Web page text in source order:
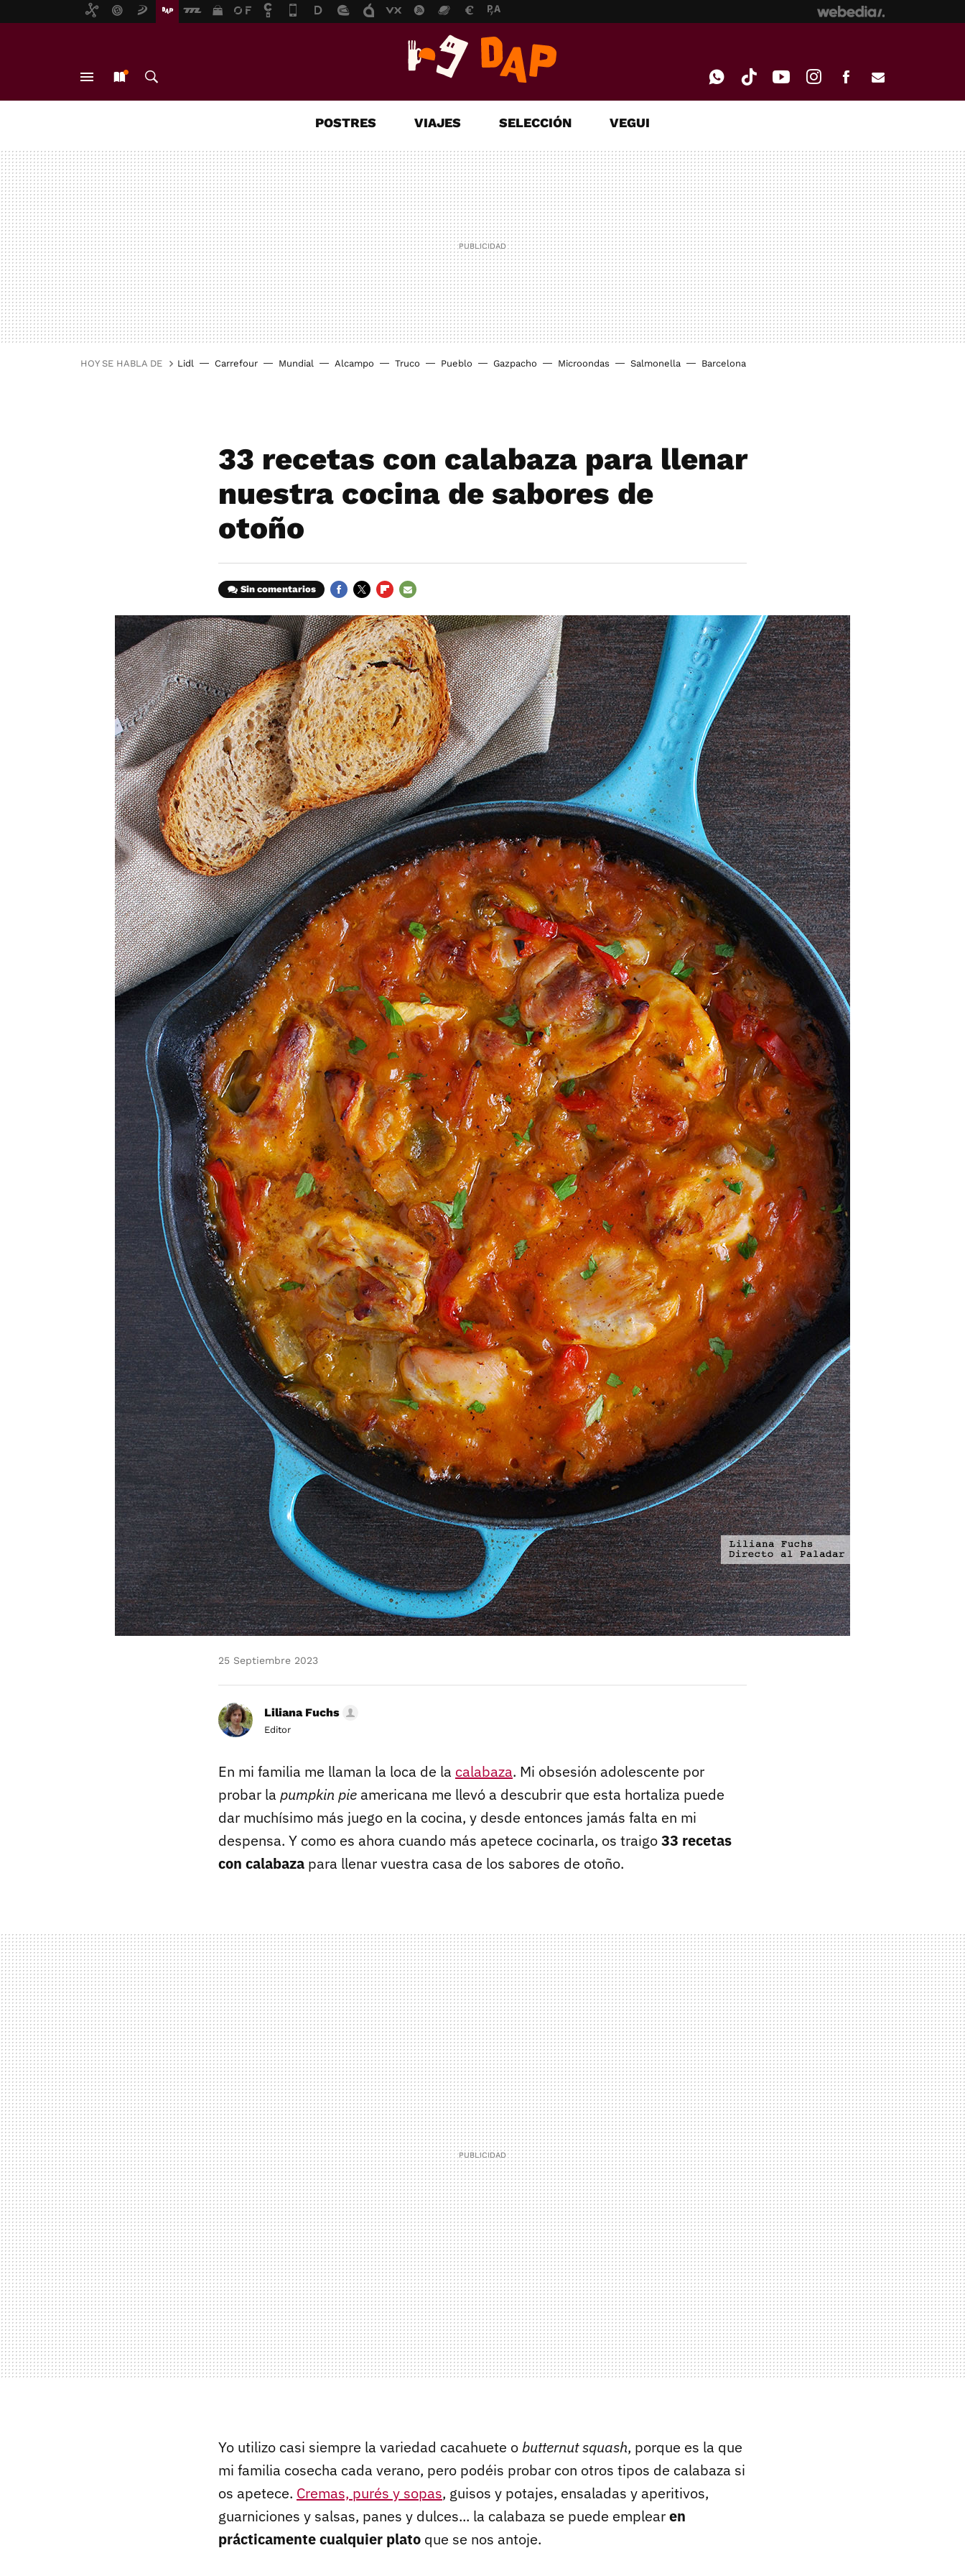
MAIL
POSTRES VIAJES SELECCIÓN VEGUI
HOY SE HABLA DE Lidl Carrefour Mundial Alcampo Truco Pueblo Gazpacho Microondas Salmonella Barcelona
33 recetas con calabaza para llenar
nuestra cocina de sabores de
otoño
Sin comentarios
MAIL
25 Septiembre 2023
Liliana Fuchs
Editor
En mi familia me llaman la loca de la calabaza. Mi obsesión adolescente por
probar la pumpkin pie americana me llevó a descubrir que esta hortaliza puede
dar muchísimo más juego en la cocina, y desde entonces jamás falta en mi
despensa. Y como es ahora cuando más apetece cocinarla, os traigo33 recetas
con calabaza para llenar vuestra casa de los sabores de otoño.
Yo utilizo casi siempre la variedad cacahuete obutternut squash, porque es la que
mi familia cosecha cada verano, pero podéis probar con otros tipos de calabaza si
os apetece. Cremas, purés y sopas, guisos y potajes, ensaladas y aperitivos,
guarniciones y salsas, panes y dulces... la calabaza se puede emplearen
prácticamente cualquier plato que se nos antoje.